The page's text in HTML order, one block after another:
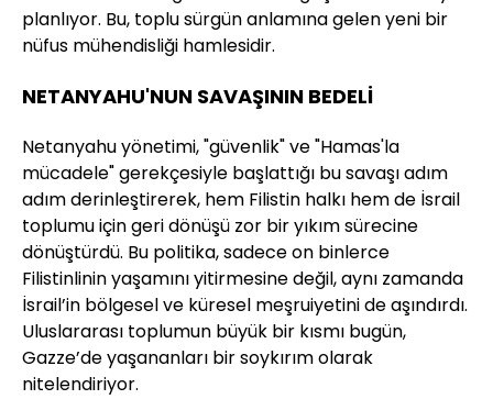
planlıyor. Bu, toplu sürgün anlamına gelen yeni bir
nüfus mühendisliği hamlesidir.
NETANYAHU'NUN SAVAŞININ BEDELİ
Netanyahu yönetimi, "güvenlik" ve "Hamas'la
mücadele" gerekçesiyle başlattığı bu savaşı adım
adım derinleştirerek, hem Filistin halkı hem de İsrail
toplumu için geri dönüşü zor bir yıkım sürecine
dönüştürdü. Bu politika, sadece on binlerce
Filistinlinin yaşamını yitirmesine değil, aynı zamanda
İsrail’in bölgesel ve küresel meşruiyetini de aşındırdı.
Uluslararası toplumun büyük bir kısmı bugün,
Gazze’de yaşananları bir soykırım olarak
nitelendiriyor.